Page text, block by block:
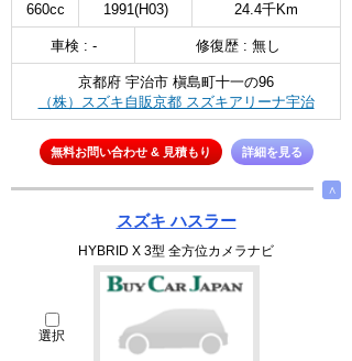
660cc 1991(H03) 24.4千Km
車検 : - 修復歴 : 無し
京都府 宇治市 槇島町十一の96
（株）スズキ自販京都 スズキアリーナ宇治
無料お問い合わせ & 見積もり 詳細を見る
∧
スズキ ハスラー
HYBRID X 3型 全方位カメラナビ
選択